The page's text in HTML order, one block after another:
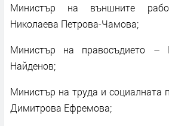
Министър на външните
Николаева Петрова-Чамова;
Министър на правосъдието –
Найденов;
Министър на труда и социалната
Димитрова Ефремова;